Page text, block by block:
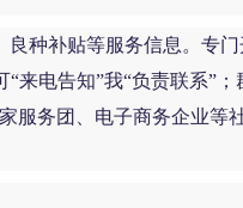
补贴等服务信息。专门
电告知”我“负责联系”
务团、电子商务企业等